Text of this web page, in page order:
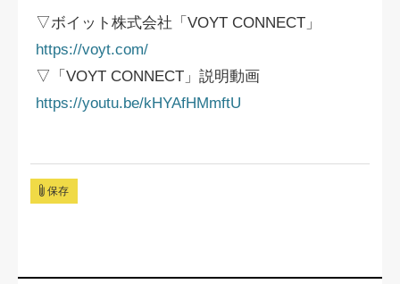
▽ボイット株式会社「VOYT CONNECT」
https://voyt.com/
▽
「VOYT CONNECT」 説明動画
https://youtu.be/kHYAfHMmftU
保存